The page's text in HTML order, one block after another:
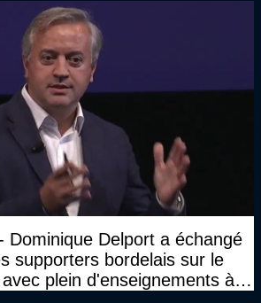
Dominique Delport a échangé
supporters bordelais sur le
plein d'enseignements à la